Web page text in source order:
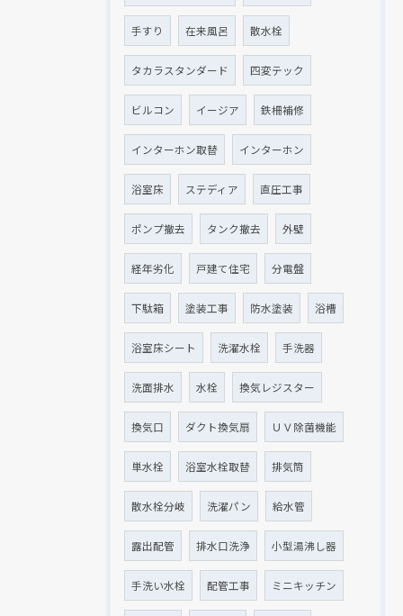
手すり 在来風呂 散水栓
タカラスタンダード 四変テック
ビルコン イージア 鉄柵補修
インターホン取替 インターホン
浴室床 ステディア 直圧工事
ポンプ撤去 タンク撤去 外壁
経年劣化 戸建て住宅 分電盤
下駄箱 塗装工事 防水塗装 浴槽
浴室床シート 洗濯水栓 手洗器
洗面排水 水栓 換気レジスター
換気口 ダクト換気扇 ＵＶ除菌機能
単水栓 浴室水栓取替 排気筒
散水栓分岐 洗濯パン 給水管
露出配管 排水口洗浄 小型湯沸し器
手洗い水栓 配管工事 ミニキッチン